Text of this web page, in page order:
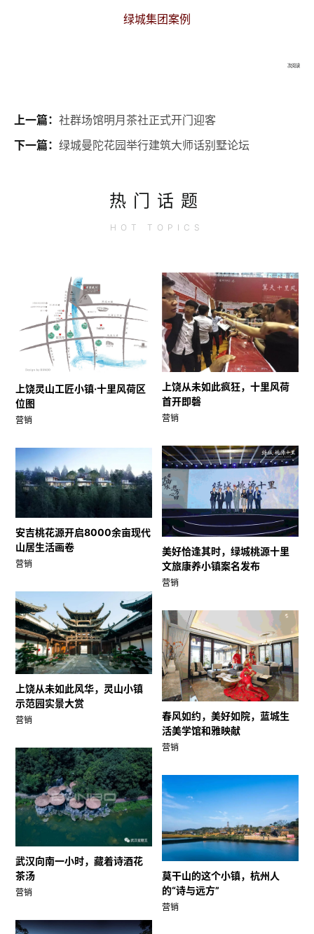
绿城集团案例
次阅读
上一篇： 社群场馆明月茶社正式开门迎客
下一篇： 绿城曼陀花园举行建筑大师话别墅论坛
热门话题
HOT TOPICS
上饶灵山工匠小镇·十里风荷区
位图
营销
上饶从未如此疯狂，十里风荷
首开即磬
营销
美好恰逢其时，绿城桃源十里
文旅康养小镇案名发布
营销
安吉桃花源开启8000余亩现代
山居生活画卷
营销
上饶从未如此风华，灵山小镇
示范园实景大赏
营销
春风如约，美好如院，蓝城生
活美学馆和雅映献
营销
武汉向南一小时，藏着诗酒花
茶汤
营销
莫干山的这个小镇，杭州人
的“诗与远方”
营销